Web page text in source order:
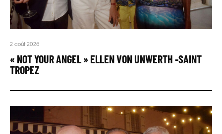
2 août 2026
« NOT YOUR ANGEL » ELLEN VON UNWERTH -SAINT
TROPEZ